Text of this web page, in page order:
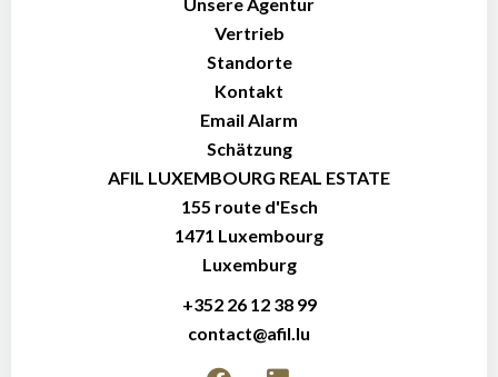
Vertrieb
Standorte
Kontakt
Email Alarm
Schätzung
AFIL LUXEMBOURG REAL ESTATE
155 route d'Esch
1471 Luxembourg
Luxemburg
+352 26 12 38 99
contact@afil.lu